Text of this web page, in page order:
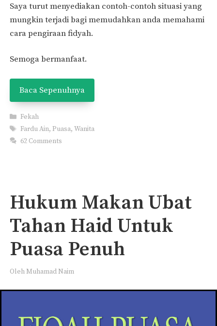
Saya turut menyediakan contoh-contoh situasi yang
mungkin terjadi bagi memudahkan anda memahami
cara pengiraan fidyah.
Semoga bermanfaat.
Baca Sepenuhnya
Categories
Fekah
Tags
Fardu Ain,Puasa,Wanita
62 Comments
Hukum Makan Ubat
Tahan Haid Untuk
Puasa Penuh
OlehMuhamad Naim